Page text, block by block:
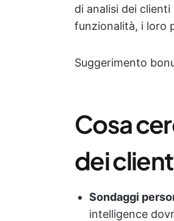
di analisi dei
funzionalità, i loro
Suggerimento
Cosa
dei
Sondaggi
intelligence